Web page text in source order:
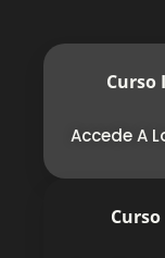
Curso
Accede A